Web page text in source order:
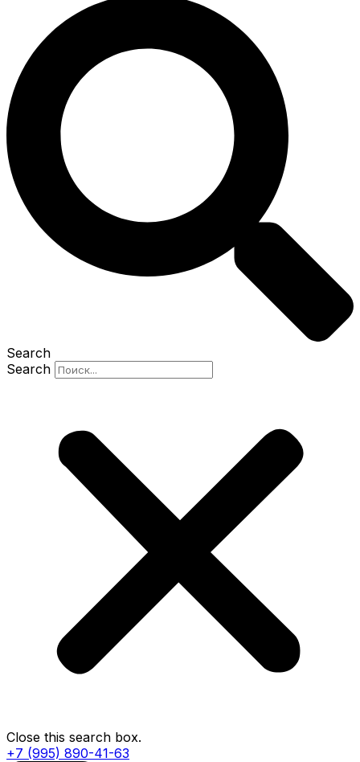
Search
Search
Close this search box.
+7 (995) 890-41-63